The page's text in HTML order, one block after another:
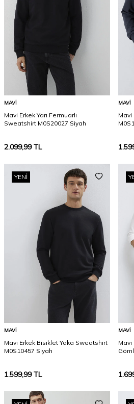
MAVI
Mavi Erkek Yarı Fermuarlı
Sweatshirt M0S20027 Siyah
2.099,99TL
MAVI
Mavi
YENI
MAVI
Mavi Erkek Bisiklet Yaka Sweatshirt
M0S10457 Siyah
1.599,99TL
MAVI
Mavi